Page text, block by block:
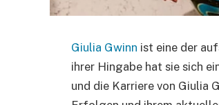
Giulia Gwinn ist eine der
ihrer Hingabe hat sie sich
und die Karriere von Giulia